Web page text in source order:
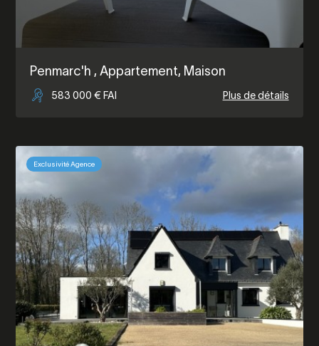
Penmarc'h , Appartement, Maison
583 000 € FAI Plus de détails
Exclusivité Agence